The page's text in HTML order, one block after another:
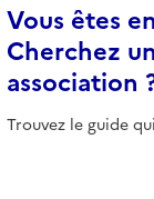
Vous êtes
Cherchez
association
Trouvez le guide